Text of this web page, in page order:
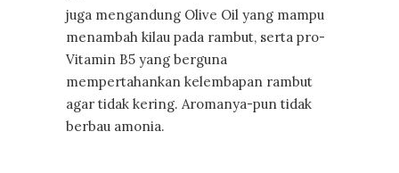
juga mengandung Olive Oil yang mampu
menambah kilau pada rambut, serta pro-
Vitamin B5 yang berguna
mempertahankan kelembapan rambut
agar tidak kering. Aromanya-pun tidak
berbau amonia.